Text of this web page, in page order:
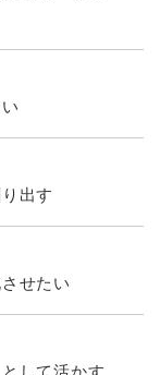
出す
せたい
して活かす